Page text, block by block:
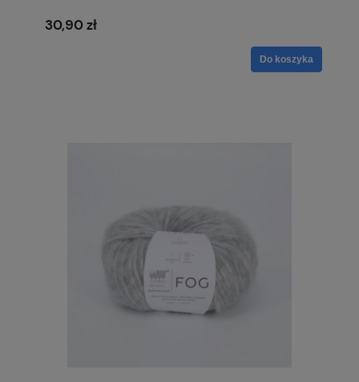
30,90 zł
Do koszyka